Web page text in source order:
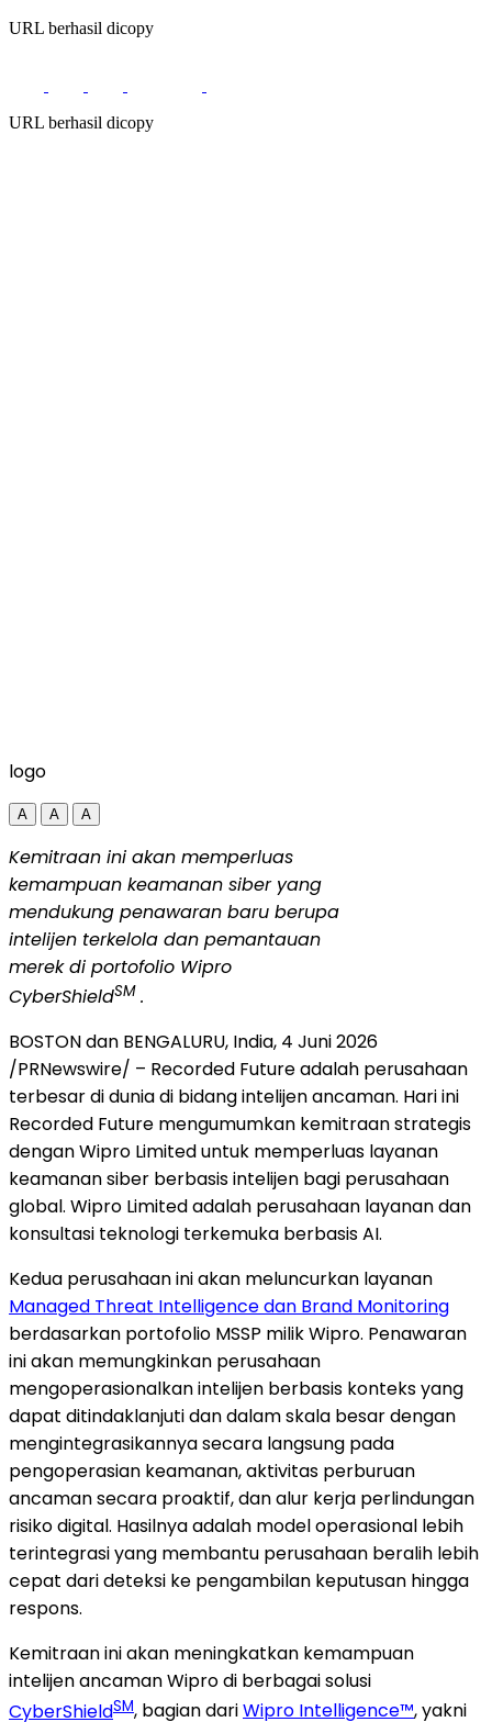
URL berhasil dicopy
URL berhasil dicopy
logo
A A A
Kemitraan ini akan memperluas
kemampuan keamanan siber yang
mendukung penawaran baru berupa
intelijen terkelola dan pemantauan
merek di portofolio Wipro
CyberShieldSM .
BOSTON dan BENGALURU, India, 4 Juni 2026
/PRNewswire/ – Recorded Future adalah perusahaan
terbesar di dunia di bidang intelijen ancaman. Hari ini
Recorded Future mengumumkan kemitraan strategis
dengan Wipro Limited untuk memperluas layanan
keamanan siber berbasis intelijen bagi perusahaan
global. Wipro Limited adalah perusahaan layanan dan
konsultasi teknologi terkemuka berbasis AI.
Kedua perusahaan ini akan meluncurkan layanan
Managed Threat Intelligence dan Brand Monitoring
berdasarkan portofolio MSSP milik Wipro. Penawaran
ini akan memungkinkan perusahaan
mengoperasionalkan intelijen berbasis konteks yang
dapat ditindaklanjuti dan dalam skala besar dengan
mengintegrasikannya secara langsung pada
pengoperasian keamanan, aktivitas perburuan
ancaman secara proaktif, dan alur kerja perlindungan
risiko digital. Hasilnya adalah model operasional lebih
terintegrasi yang membantu perusahaan beralih lebih
cepat dari deteksi ke pengambilan keputusan hingga
respons.
Kemitraan ini akan meningkatkan kemampuan
intelijen ancaman Wipro di berbagai solusi
CyberShieldSM, bagian dariWipro Intelligence™, yakni